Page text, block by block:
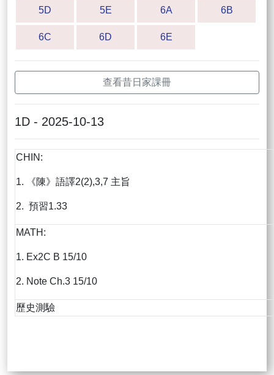
5D 5E 6A 6B
6C 6D 6E
查看昔日家課冊
1D - 2025-10-13
CHIN:
1. 《陳》語譯2(2),3,7 主旨
2. 預習1.33
MATH:
1. Ex2C B 15/10
2. Note Ch.3 15/10
歷史測驗